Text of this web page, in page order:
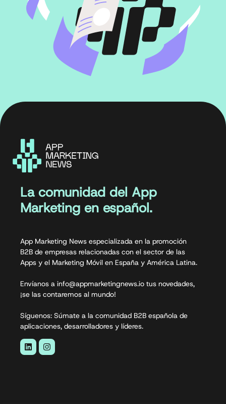
La comunidad del App
Marketing en español.
App Marketing News especializada en la promoción
B2B de empresas relacionadas con el sector de las
Apps y el Marketing Móvil en España y América Latina.
Envíanos a info@appmarketingnews.io tus novedades,
¡se las contaremos al mundo!
Síguenos: Súmate a la comunidad B2B española de
aplicaciones, desarrolladores y líderes.